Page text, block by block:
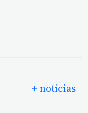
+ notícias